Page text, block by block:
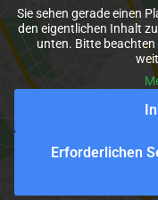
Sie sehen gerade einen
den eigentlichen Inhalt
unten. Bitte beachten
Erforderlichen